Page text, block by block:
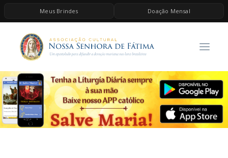
Meus Brindes Doação Mensal
HOME
A ASSOCIAÇÃO
CONTEÚDOS DE MARIA
ESPIRITUALIDADE
AS MELHORES MÚSICAS CATÓLICAS
BRINDES